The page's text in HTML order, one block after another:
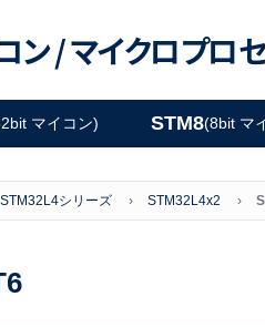
ン /マイクロプロ
マイコン) STM8(8bit マ
STM32L4シリーズ STM32L4x2